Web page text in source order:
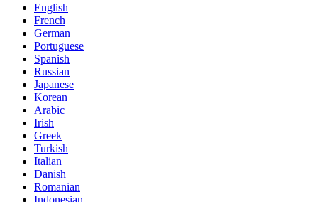
English
French
German
Portuguese
Spanish
Russian
Japanese
Korean
Arabic
Irish
Greek
Turkish
Italian
Danish
Romanian
Indonesian